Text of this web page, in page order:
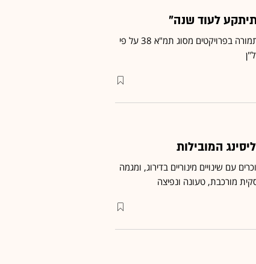
תיתקע לעוד שנה"
כך הגיב תמיר דגן ליוזמת יו"ר מטה הדיור להעמיד את יחס התמורה בפרויקטים מסוג תמ"א 38 על פי
עם שינויים מינוריים בדירוג, ומגמה
מורכבת, טעונה ונפיצה